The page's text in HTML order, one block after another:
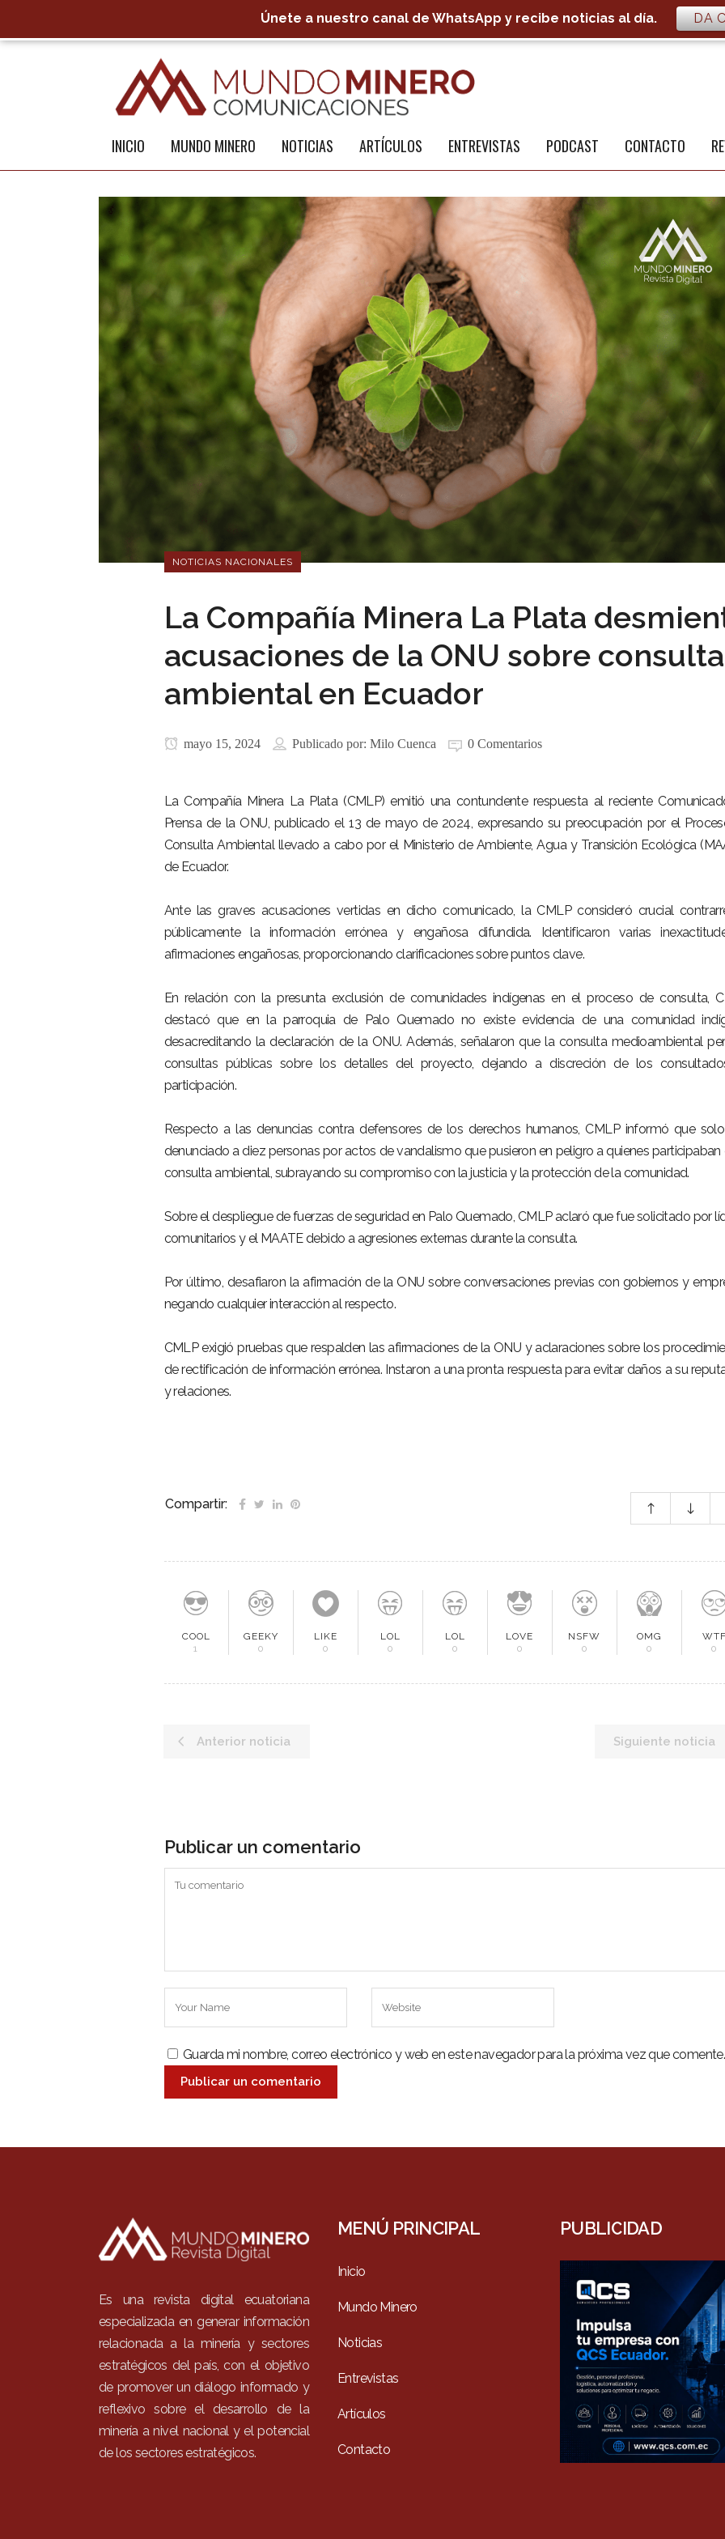
INICIO MUNDO MINERO NOTICIAS ARTÍCULOS ENTREVISTAS PODCAST CONTACTO
NOTICIAS NACIONALES
La Compañía Minera La Plata
acusaciones de la ONU sobre consulta
ambiental en Ecuador
mayo 15, 2024 Publicado por: Milo Cuenca 0 Comentarios
La Compañía Minera La Plata (CMLP) emitió una contundente respuesta al reciente
Prensa de la ONU, publicado el 13 de mayo de 2024, expresando su preocupación por el
Consulta Ambiental llevado a cabo por el Ministerio de Ambiente, Agua y Transición Ecológica
de Ecuador.
Ante las graves acusaciones vertidas en dicho comunicado, la CMLP consideró crucial
públicamente la información errónea y engañosa difundida. Identificaron varias
afirmaciones engañosas, proporcionando clarificaciones sobre puntos clave.
En relación con la presunta exclusión de comunidades indígenas en el proceso de consulta,
destacó que en la parroquia de Palo Quemado no existe evidencia de una comunidad
desacreditando la declaración de la ONU. Además, señalaron que la consulta medioambiental
consultas públicas sobre los detalles del proyecto, dejando a discreción de los
participación.
Respecto a las denuncias contra defensores de los derechos humanos, CMLP informó que
denunciado a diez personas por actos de vandalismo que pusieron en peligro a quienes participaban
consulta ambiental, subrayando su compromiso con la justicia y la protección de la comunidad.
Sobre el despliegue de fuerzas de seguridad en Palo Quemado, CMLP aclaró que fue solicitado por
comunitarios y el MAATE debido a agresiones externas durante la consulta.
Por último, desafiaron la afirmación de la ONU sobre conversaciones previas con gobiernos y
negando cualquier interacción al respecto.
CMLP exigió pruebas que respalden las afirmaciones de la ONU y aclaraciones sobre los
de rectificación de información errónea. Instaron a una pronta respuesta para evitar daños a su
y relaciones.
Compartir:
COOL
1
GEEKY
0
LIKE
0
LOL
0
LOL
0
LOVE
0
NSFW
0
OMG
0
0
Anterior noticia Siguiente noticia
Publicar un comentario
Guarda mi nombre, correo electrónico y web en este navegador para la próxima vez que comente.
Es una revista digital ecuatoriana
especializada en generar información
relacionada a la minería y sectores
estratégicos del país, con el objetivo
de promover un diálogo informado y
reflexivo sobre el desarrollo de la
minería a nivel nacional y el potencial
de los sectores estratégicos.
MENÚ PRINCIPAL
Inicio
Mundo Minero
Noticias
Entrevistas
Artículos
Contacto
PUBLICIDAD
Únete a nuestro canal de WhatsApp y recibe noticias al día. DA